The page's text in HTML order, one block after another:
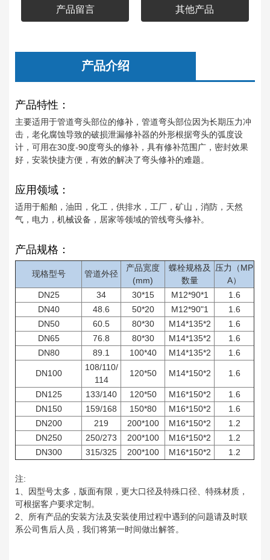
产品留言 其他产品
产品介绍
产品特性：
主要适用于管道弯头部位的修补，管道弯头部位因为长期压力冲
击，老化腐蚀导致的破损泄漏修补器的外形根据弯头的弧度设
计，可用在30度-90度弯头的修补，具有修补范围广，密封效果
好，安装快捷方便，有效的解决了弯头修补的难题。
应用领域：
适用于船舶，油田，化工，供排水，工厂，矿山，消防，天然
气，电力，机械设备，居家等领域的管线弯头修补。
产品规格：
现格型号 管道外径
产品宽度
(mm)
蝶栓规格及
数量
压力（MP
A）
DN25
34 30*15 M12*90*1
1.6
DN40
48.6 50*20 M12*90"1
1.6
DN50
60.5 80*30 M14*135*2
1.6
DN65
76.8 80*30 M14*135*2
1.6
DN80
89.1 100*40 M14*135*2 1.6
DN100
108/110/
114
120*50 M14*150*2 1.6
DN125 133/140 120*50 M16*150*2
1.6
DN150
159/168 150*80 M16*150*2
1.6
DN200
219 200*100 M16*150*2
1.2
DN250
250/273 200*100 M16*150*2
1.2
DN300
315/325 200*100 M16*150*2 1.2
注:
1、因型号太多，版面有限，更大口径及特殊口径、特殊材质，
可根据客户要求定制。
2、所有产品的安装方法及安装使用过程中遇到的问题请及时联
系公司售后人员，我们将第一时间做出解答。